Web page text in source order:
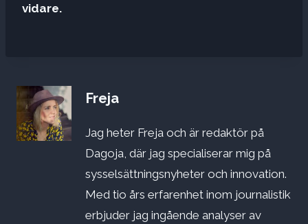
vidare.
Freja
Jag heter Freja och är redaktör på
Dagoja, där jag specialiserar mig på
sysselsättningsnyheter och innovation.
Med tio års erfarenhet inom journalistik
erbjuder jag ingående analyser av